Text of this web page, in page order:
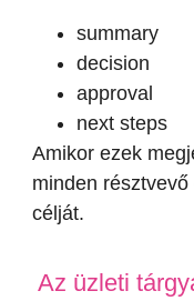
summary
decision
approval
next steps
Amikor ezek
minden
célját.
Az üzleti